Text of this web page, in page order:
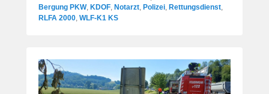
Bergung PKW, KDOF, Notarzt, Polizei, Rettungsdienst,
RLFA 2000, WLF-K1 KS